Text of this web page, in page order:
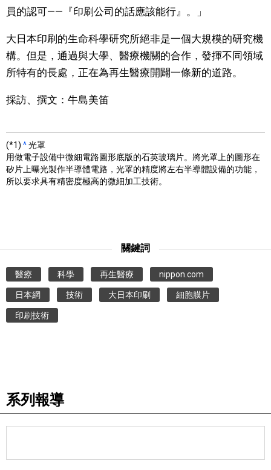
員的認可——『印刷公司的話應該能行』。」
大日本印刷的生命科學研究所絕非是一個大規模的研究機
構。但是，通過與大學、醫療機關的合作，發揮不同領域
所特有的長處，正在為再生醫療開闢一條新的道路。
採訪、撰文：牛島美笛
(*1) ^光罩
用做電子設備中微細電路圖形底版的石英玻璃片。將光罩上的圖形在
矽片上曝光製作半導體電路，光罩的精度將左右半導體設備的功能，
所以要求具有精密度極高的微細加工技術。
關鍵詞
醫療 科學 再生醫療 nippon.com
日本網 技術 大日本印刷 細胞膜片
印刷技術
系列報導